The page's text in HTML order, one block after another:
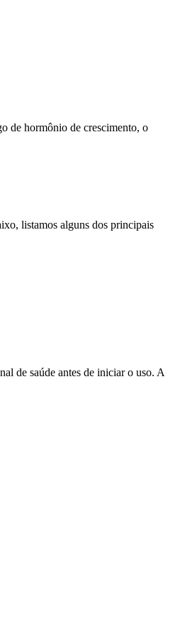
de hormônio de crescimento, o
listamos alguns dos principais
de saúde antes de iniciar o uso. A